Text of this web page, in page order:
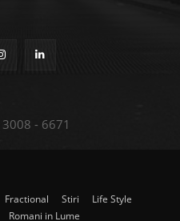
- 6671
Fractional Stiri
Life Style
Romani in Lume